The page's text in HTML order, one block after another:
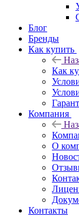
Блог
Бренды
Как купить
Как
Компания
О
Контакты